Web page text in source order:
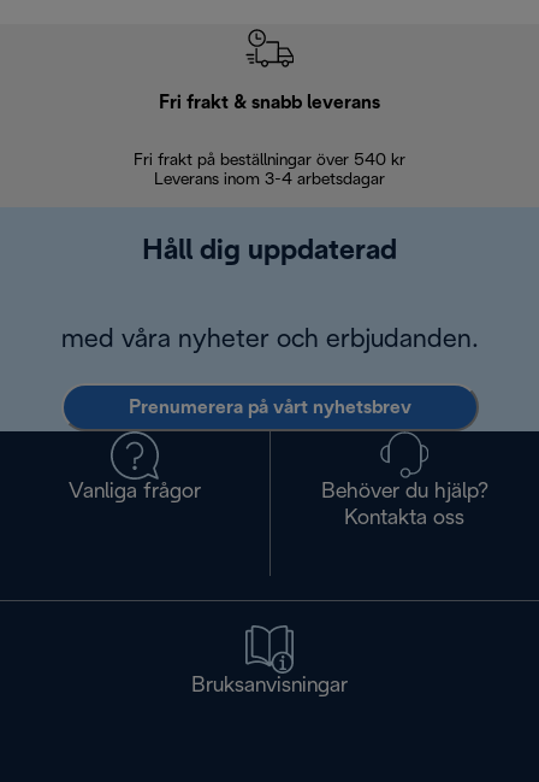
Fri frakt & snabb leverans
Fri frakt på beställningar över 540 kr
Leverans inom 3-4 arbetsdagar
Håll dig uppdaterad
med våra nyheter och erbjudanden.
Prenumerera på vårt nyhetsbrev
Vanliga frågor
Behöver du hjälp?
Kontakta oss
Bruksanvisningar